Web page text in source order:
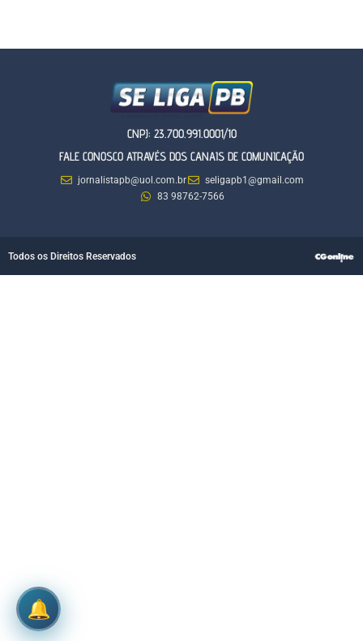
CNPJ: 23.700.991.0001/10
FALE CONOSCO ATRAVÉS DOS CANAIS DE COMUNICAÇÃO
jornalistapb@uol.com.br
seligapb1@gmail.com
83 98762-7566
Todos os Direitos Reservados